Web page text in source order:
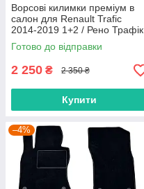
Ворсові килимки преміум в
салон для Renault Trafic
2014-2019 1+2 / Рено Трафік
килимки
Готово до відправки
2 250 ₴ 2 350 ₴
Купити
–4%